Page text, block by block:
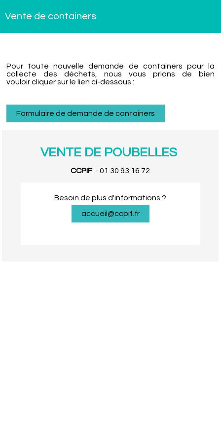
Vente de containers
Pour toute nouvelle demande de containers pour la
collecte des déchets, nous vous prions de bien
vouloir cliquer sur le lien ci-dessous :
Formulaire de demande de containers
VENTE DE POUBELLES
CCPIF- 01 30 93 16 72
Besoin de plus d'informations ?
accueil@ccpif.fr